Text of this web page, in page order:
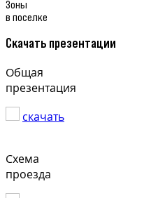
Зоны
в поселке
Скачать презентации
Общая
презентация
скачать
Схема
проезда